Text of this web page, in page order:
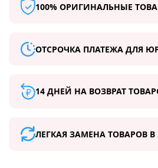
100% ОРИГИНАЛЬНЫЕ
ОТСРОЧКА ПЛАТЕЖА ДЛЯ
14 ДНЕЙ НА ВОЗВРАТ
ЛЕГКАЯ ЗАМЕНА ТОВАРОВ В